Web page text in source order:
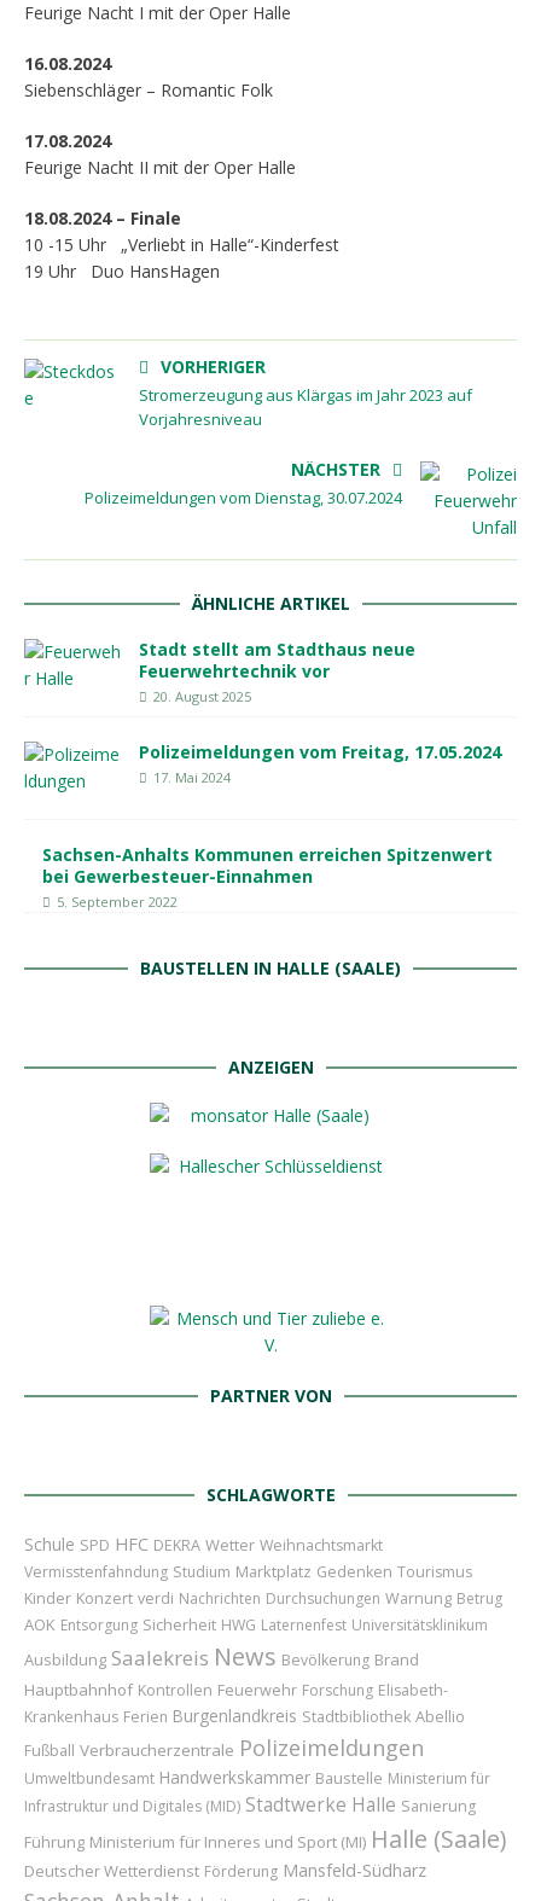
Feurige Nacht I mit der Oper Halle
16.08.2024
Siebenschläger – Romantic Folk
17.08.2024
Feurige Nacht II mit der Oper Halle
18.08.2024 – Finale
10 -15 Uhr „Verliebt in Halle“-Kinderfest
19 Uhr Duo HansHagen
VORHERIGER
Stromerzeugung aus Klärgas im Jahr 2023 auf
Vorjahresniveau
NÄCHSTER
Polizeimeldungen vom Dienstag, 30.07.2024
ÄHNLICHE ARTIKEL
Stadt stellt am Stadthaus neue
Feuerwehrtechnik vor
20. August 2025
Polizeimeldungen vom Freitag, 17.05.2024
17. Mai 2024
Sachsen-Anhalts Kommunen erreichen Spitzenwert
bei Gewerbesteuer-Einnahmen
5. September 2022
BAUSTELLEN IN HALLE (SAALE)
ANZEIGEN
PARTNER VON
SCHLAGWORTE
Schule SPD HFC DEKRA Wetter Weihnachtsmarkt
Vermisstenfahndung Studium Marktplatz Gedenken Tourismus
Kinder Konzert verdi Nachrichten Durchsuchungen Warnung Betrug
AOK Entsorgung Sicherheit HWG Laternenfest Universitätsklinikum
Ausbildung Saalekreis News Bevölkerung Brand
Hauptbahnhof Kontrollen Feuerwehr Forschung Elisabeth-
Krankenhaus Ferien Burgenlandkreis Stadtbibliothek Abellio
Fußball Verbraucherzentrale Polizeimeldungen
Umweltbundesamt Handwerkskammer Baustelle Ministerium für
Infrastruktur und Digitales (MID) Stadtwerke Halle Sanierung
Führung Ministerium für Inneres und Sport (MI) Halle (Saale)
Deutscher Wetterdienst Förderung Mansfeld-Südharz